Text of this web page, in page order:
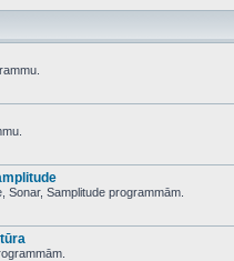
Samplitude programmām.